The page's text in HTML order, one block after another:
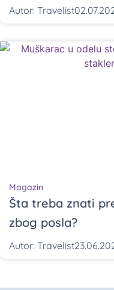
Autor: Travelist
Magazin
Šta treba znati
zbog posla?
Autor: Travelist